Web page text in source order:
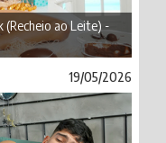
(Recheio ao Leite) -
19/05/2026